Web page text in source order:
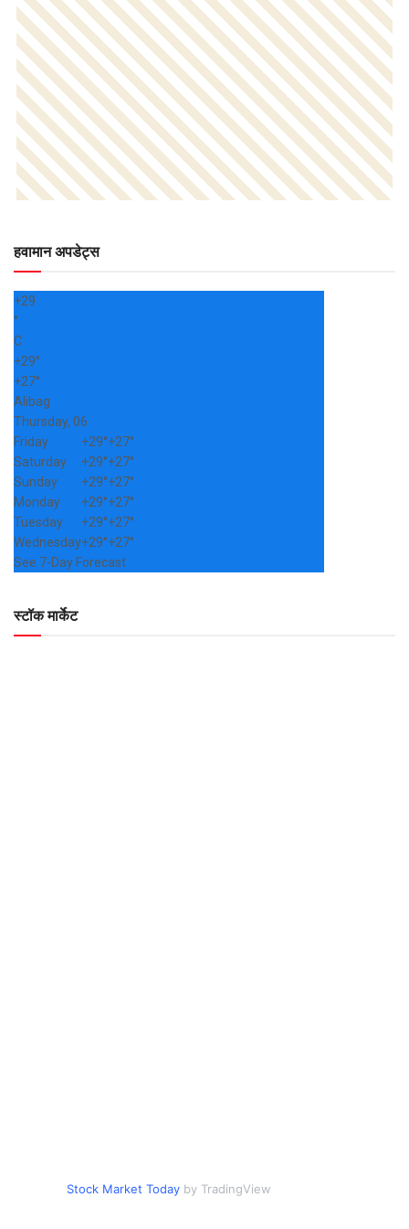
हवामान अपडेट्स
+29
°
C
+29°
+27°
Alibag
Thursday, 06
Friday
+29°+27°
Saturday
+29°+27°
Sunday
+29°+27°
Monday
+29°+27°
Tuesday
+29°+27°
Wednesday+29°+27°
See 7-Day Forecast
स्टॉक मार्केट
Stock Market Today by TradingView